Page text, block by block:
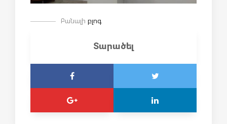
Բանալի բլոգ
Տարածել